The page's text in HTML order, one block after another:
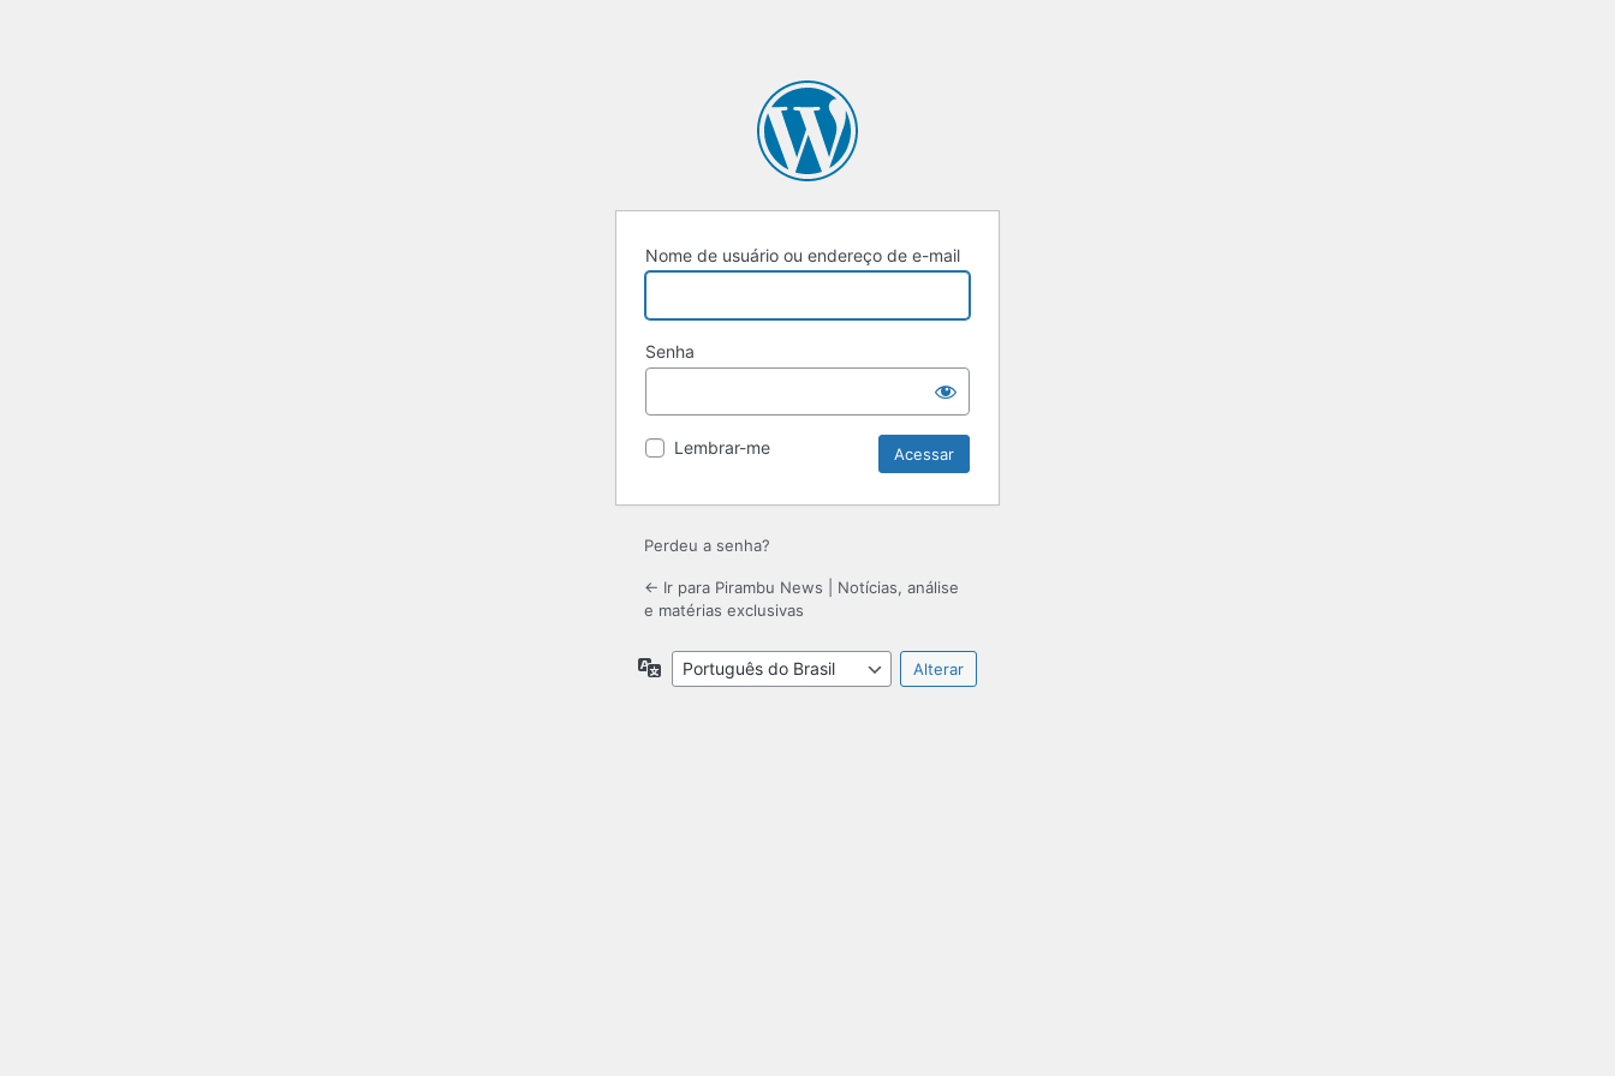
Nome de usuário ou endereço de e-mail
Senha
Lembrar-me
Perdeu a senha?
← Ir para Pirambu News | Notícias, análise
e matérias exclusivas
Idioma